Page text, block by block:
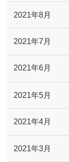
2021年8月
2021年7月
2021年6月
2021年5月
2021年4月
2021年3月